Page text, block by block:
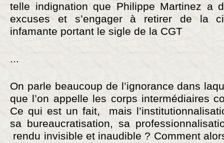
telle indignation que Philippe Martinez a
excuses et s’engager à retirer de la
infamante portant le sigle de la CGT
...
On parle beaucoup de l’ignorance dans
que l’on appelle les corps intermédiaires
Ce qui est un fait, mais
sa bureaucratisation, sa
rendu invisible et inaudible ? Comment